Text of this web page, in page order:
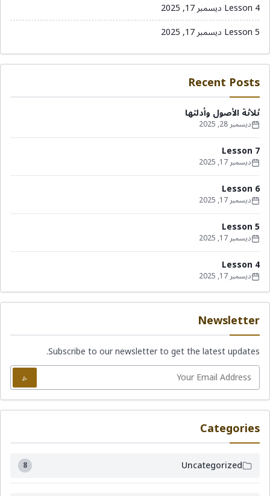
Lesson 4 ديسمبر 17, 2025
Lesson 5 ديسمبر 17, 2025
Recent Posts
ثلاثة الأصول وأدلتها
ديسمبر 28, 2025
Lesson 7
ديسمبر 17, 2025
Lesson 6
ديسمبر 17, 2025
Lesson 5
ديسمبر 17, 2025
Lesson 4
ديسمبر 17, 2025
Newsletter
Subscribe to our newsletter to get the latest updates.
Categories
Uncategorized
8